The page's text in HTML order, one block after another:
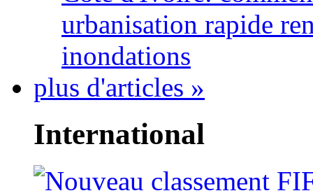
urbanisation rapide
inondations
plus d'articles »
International